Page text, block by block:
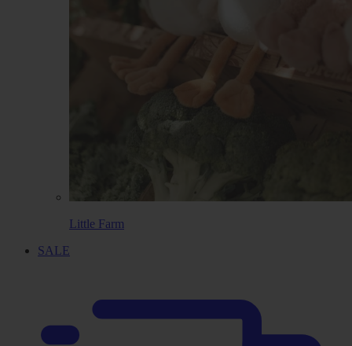
Little Farm
SALE